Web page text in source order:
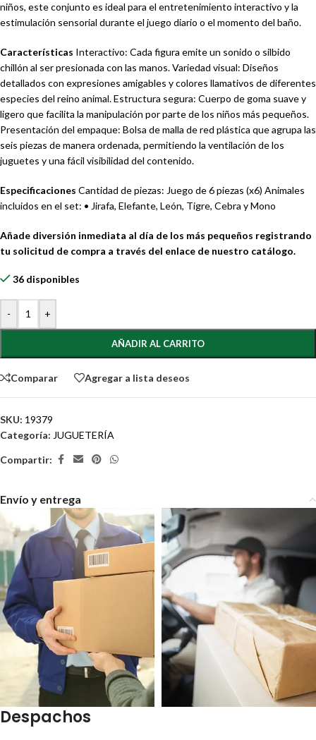
niños, este conjunto es ideal para el entretenimiento interactivo y la
estimulación sensorial durante el juego diario o el momento del baño.
Características Interactivo: Cada figura emite un sonido o silbido
chillón al ser presionada con las manos. Variedad visual: Diseños
detallados con expresiones amigables y colores llamativos de diferentes
especies del reino animal. Estructura segura: Cuerpo de goma suave y
ligero que facilita la manipulación por parte de los niños más pequeños.
Presentación del empaque: Bolsa de malla de red plástica que agrupa las
seis piezas de manera ordenada, permitiendo la ventilación de los
juguetes y una fácil visibilidad del contenido.
Especificaciones Cantidad de piezas: Juego de 6 piezas (x6) Animales
incluidos en el set: • Jirafa, Elefante, León, Tigre, Cebra y Mono
Añade diversión inmediata al día de los más pequeños registrando
tu solicitud de compra a través del enlace de nuestro catálogo.
36 disponibles
- +
AÑADIR AL CARRITO
Comparar Agregar a lista deseos
SKU: 19379
Categoría: JUGUETERÍA
Compartir:
Envío y entrega
Despachos